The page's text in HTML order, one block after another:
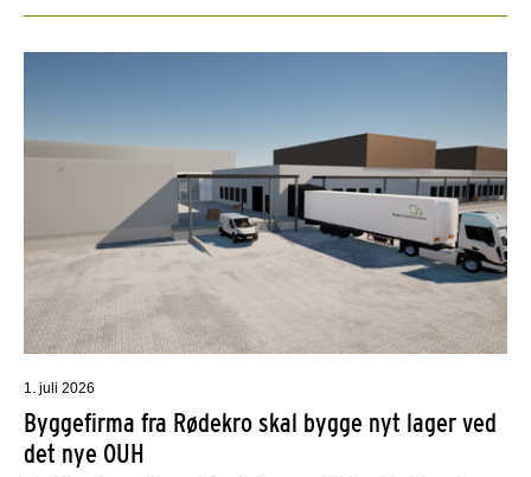
1. juli 2026
Byggefirma fra Rødekro skal bygge nyt lager ved
det nye OUH